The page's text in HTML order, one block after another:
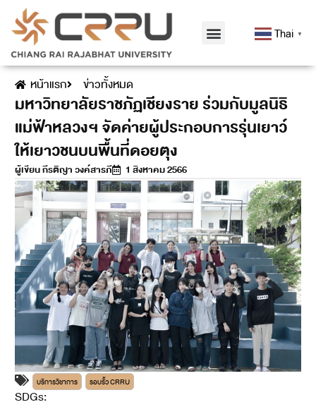
Thai ▼
หน้าแรก ข่าวทั้งหมด
มหาวิทยาลัยราชภัฏเชียงราย ร่วมกับมูลนิธิ
แม่ฟ้าหลวงฯ จัดค่ายผู้ประกอบการรุ่นเยาว์
ให้เยาวชนบนพื้นที่ดอยตุง
ผู้เขียนกีรติญา วงค์สารภี 1 สิงหาคม 2566
บริการวิชาการ รอบรั้ว CRRU
SDGs: